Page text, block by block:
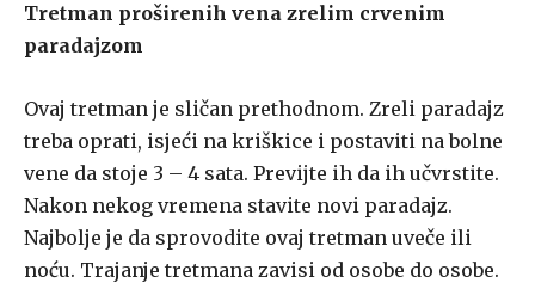
Tretman proširenih vena zrelim crvenim
paradajzom
Ovaj tretman je sličan prethodnom. Zreli paradajz
treba oprati, isjeći na kriškice i postaviti na bolne
vene da stoje 3 – 4 sata. Previjte ih da ih učvrstite.
Nakon nekog vremena stavite novi paradajz.
Najbolje je da sprovodite ovaj tretman uveče ili
noću. Trajanje tretmana zavisi od osobe do osobe.